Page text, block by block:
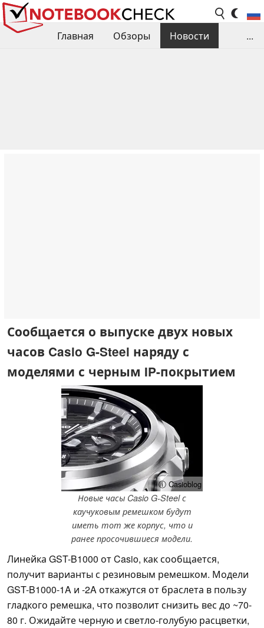
Главная Обзоры
Новости
...
Сообщается о выпуске двух новых
часов Casio G-Steel наряду с
моделями с черным IP-покрытием
ⓘ Casioblog
Новые часы Casio G-Steel с
каучуковым ремешком будут
иметь тот же корпус, что и
ранее просочившиеся модели.
Линейка GST-B1000 от Casio, как сообщается,
получит варианты с резиновым ремешком. Модели
GST-B1000-1A и -2A откажутся от браслета в пользу
гладкого ремешка, что позволит снизить вес до ~70-
80 г. Ожидайте черную и светло-голубую расцветки,